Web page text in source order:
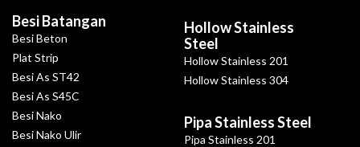
Besi Batangan
Besi Beton
Plat Strip
Besi As ST42
Besi As S45C
Besi Nako
Besi Nako Ulir
Hollow Stainless
Steel
Hollow Stainless 201
Hollow Stainless 304
Pipa Stainless Steel
Pipa Stainless 201